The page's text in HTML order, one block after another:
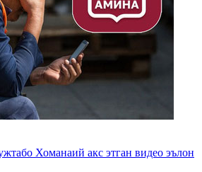
Хоманаий акс этган видео эълон